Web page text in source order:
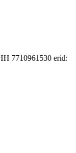
7710961530 erid: